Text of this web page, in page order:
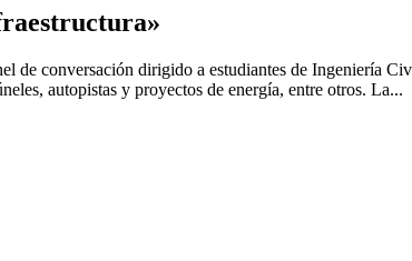
de conversación dirigido a estudiantes de Ingeniería
autopistas y proyectos de energía, entre otros. La...